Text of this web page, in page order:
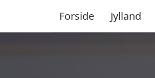
Forside Jylland